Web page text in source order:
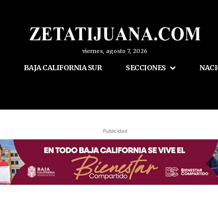
viernes, agosto 7, 2026
BAJA CALIFORNIA SUR SECCIONES
Publicidad